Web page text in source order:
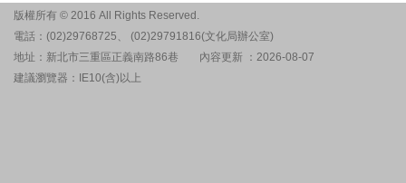
版權所有 © 2016 All Rights Reserved.
電話：(02)29768725、 (02)29791816(文化局辦公室)
地址：新北市三重區正義南路86巷
內容更新 ：2026-08-07
建議瀏覽器：IE10(含)以上